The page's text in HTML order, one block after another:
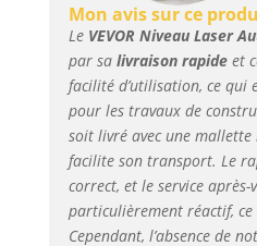
Il
-
Mon avis sur ce
Le VEVOR Niveau Laser
par sa livraison rapideet
facilité d’utilisation, ce
pour les travaux de
soit livré avec une mallette
facilite son transport. Le
correct, et le service après-
particulièrement réactif,
Cependant, l’absence de